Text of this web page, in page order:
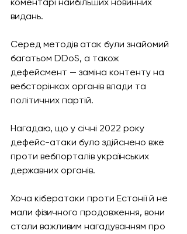
видань.
Серед методів атак були знайомий
багатьом DDoS, а також
дефейсмент — заміна контенту на
вебсторінках органів влади та
політичних партій.
Нагадаю, що у січні 2022 року
дефейс-атаки було здійснено вже
проти вебпорталів українських
державних органів.
Хоча кібератаки проти Естонії й не
мали фізичного продовження, вони
стали важливим нагадуванням про